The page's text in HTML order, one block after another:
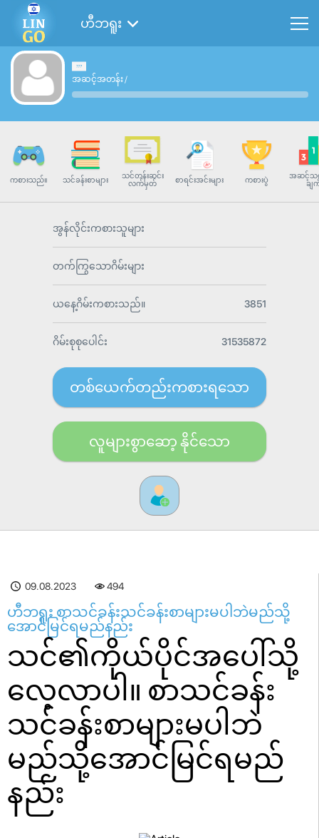
ဟီဘရူး
အဆင့်အတန်း/
ကစားသည်။ သင်ခန်းစာများ
သင်တန်းဆင်း
လက်မှတ်
စာရင်းအင်းများ ကစားပွဲ
အဆင့်သ
ချ
အွန်လိုင်းကစားသူများ
တက်ကြွသောဂိမ်းများ
ယနေ့ဂိမ်းကစားသည်။ 3851
ဂိမ်းစုစုပေါင်း 31535872
တစ်ယေက်တည်းကစားရသော
လူများစွာဆော့ နိုင်သော
09.08.2023 494
ဟီဘရူး စာသင်ခန်းသင်ခန်းစာများမပါဘဲမည်သို့
အောင်မြင်ရမည်နည်း
သင်၏ကိုယ်ပိုင်အပေါ်သို့
လေ့လာပါ။ စာသင်ခန်း
သင်ခန်းစာများမပါဘဲ
မည်သို့အောင်မြင်ရမည်
နည်း